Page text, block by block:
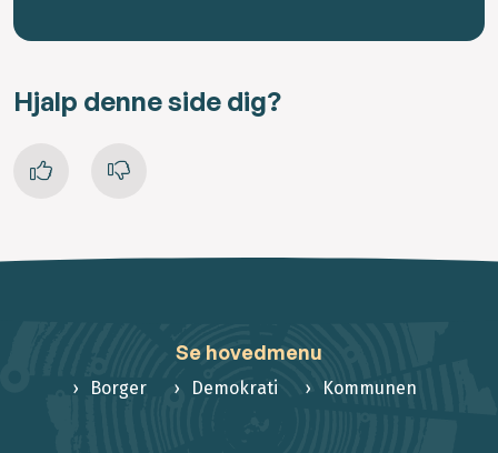
Hjalp denne side dig?
Se hovedmenu
Borger Demokrati Kommunen